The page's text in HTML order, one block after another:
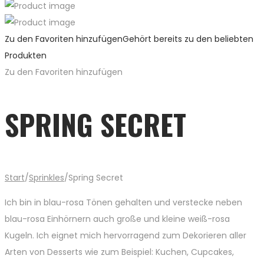
Zu den Favoriten hinzufügenGehört bereits zu den beliebten
Produkten
Zu den Favoriten hinzufügen
SPRING SECRET
Start/Sprinkles/Spring Secret
Ich bin in blau-rosa Tönen gehalten und verstecke neben
blau-rosa Einhörnern auch große und kleine weiß-rosa
Kugeln. Ich eignet mich hervorragend zum Dekorieren aller
Arten von Desserts wie zum Beispiel: Kuchen, Cupcakes,